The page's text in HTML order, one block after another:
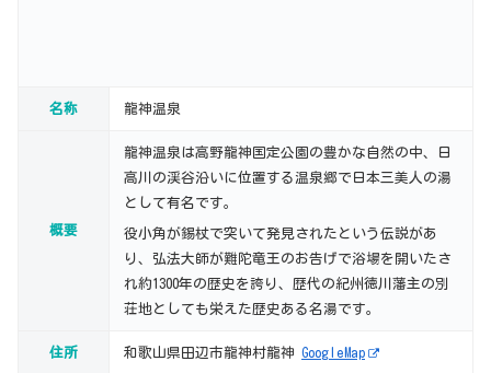
名称 龍神温泉
概要
龍神温泉は高野龍神国定公園の豊かな自然の中、日
高川の渓谷沿いに位置する温泉郷で日本三美人の湯
として有名です。
役小角が錫杖で突いて発見されたという伝説があ
り、弘法大師が難陀竜王のお告げで浴場を開いたさ
れ約1300年の歴史を誇り、歴代の紀州徳川藩主の別
荘地としても栄えた歴史ある名湯です。
住所 和歌山県田辺市龍神村龍神 GoogleMap